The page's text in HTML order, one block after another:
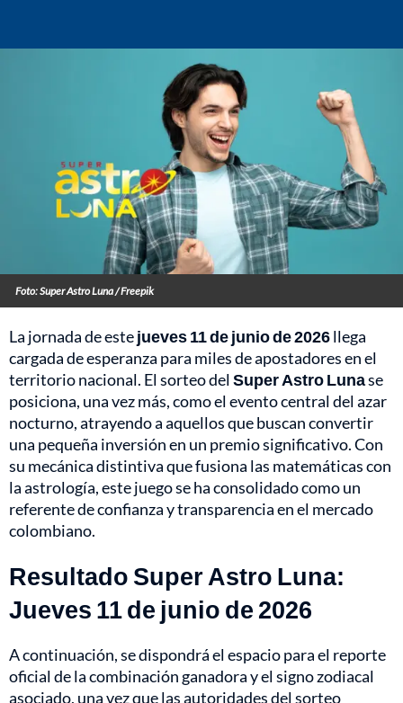
Foto: Super Astro Luna / Freepik
La jornada de estejueves 11 de junio de 2026llega
cargada de esperanza para miles de apostadores en el
territorio nacional. El sorteo delSuper Astro Lunase
posiciona, una vez más, como el evento central del azar
nocturno, atrayendo a aquellos que buscan convertir
una pequeña inversión en un premio significativo. Con
su mecánica distintiva que fusiona las matemáticas con
la astrología, este juego se ha consolidado como un
referente de confianza y transparencia en el mercado
colombiano.
Resultado Super Astro Luna:
Jueves 11 de junio de 2026
A continuación, se dispondrá el espacio para el reporte
oficial de la combinación ganadora y el signo zodiacal
asociado, una vez que las autoridades del sorteo